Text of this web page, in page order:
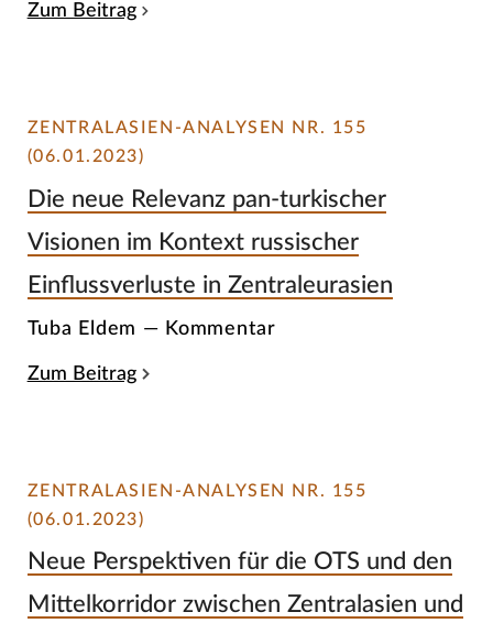
Zum Beitrag
ZENTRALASIEN-ANALYSEN NR. 155
(06.01.2023)
Die neue Relevanz pan-turkischer
Visionen im Kontext russischer
Einflussverluste in Zentraleurasien
Tuba Eldem — Kommentar
Zum Beitrag
ZENTRALASIEN-ANALYSEN NR. 155
(06.01.2023)
Neue Perspektiven für die OTS und den
Mittelkorridor zwischen Zentralasien und